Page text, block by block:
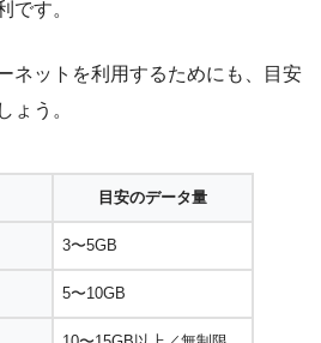
です。
ネットを利用するためにも、目安
ょう。
目安のデータ量
3〜5GB
5〜10GB